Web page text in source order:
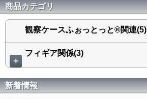
商品カテゴリ
観察ケースふぉっとっと®関連(5)
＋
フィギア関係(3)
新着情報